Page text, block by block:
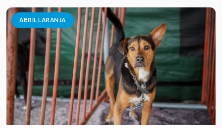
ABRIL LARANJA